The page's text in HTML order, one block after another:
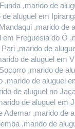
,marido de
aluguel em
,marido
Freguesia do Ó
Pari ,marido de
de aluguel em
,marido de
,marido de aluguel
de aluguel no
de aluguel em
Ademar ,marido de
,marido de